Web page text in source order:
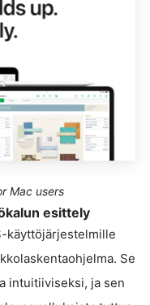
Mac users
esittely
käyttöjärjestelmille
Se
intuitiiviseksi, ja sen